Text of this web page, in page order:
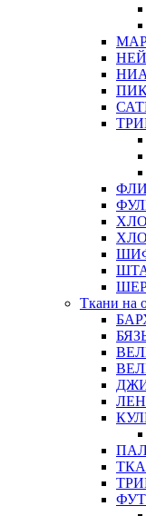
Ткани на
ЛЕН